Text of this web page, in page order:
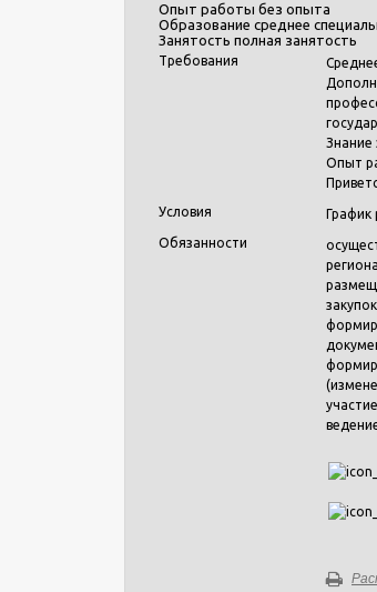
Опыт работы без опыта
Образование среднее
Занятость полная занятость
Требования
Знание
Опыт
Условия
График
Обязанности